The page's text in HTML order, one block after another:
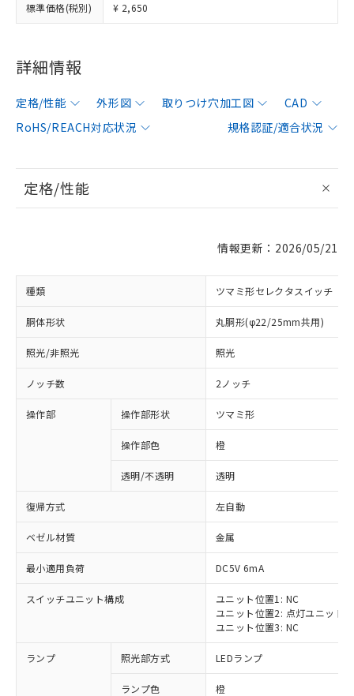
標準価格(税別) ¥ 2,650
詳細情報
定格/性能 外形図 取りつけ穴加工図
CAD
RoHS/REACH対応状況
規格認証/適合状況
定格/性能
情報更新：2026/05/21
種類 ツマミ形セレクタスイッチ
胴体形状 丸胴形(φ22/25mm共用)
照光/非照光 照光
ノッチ数 2ノッチ
操作部 操作部形状 ツマミ形
操作部色 橙
透明/不透明 透明
復帰方式 左自動
ベゼル材質 金属
最小適用負荷 DC5V 6mA
スイッチユニット構成
ユニット位置1: NC
ユニット位置2: 点灯ユニット
ユニット位置3: NC
ランプ 照光部方式 LEDランプ
ランプ色 橙